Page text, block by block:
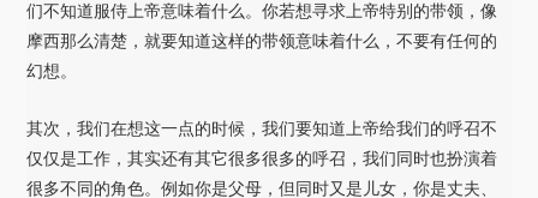
们不知道服侍上帝意味着什么。你若想寻求上帝特别的带领，像
摩西那么清楚，就要知道这样的带领意味着什么，不要有任何的
幻想。
其次，我们在想这一点的时候，我们要知道上帝给我们的呼召不
仅仅是工作，其实还有其它很多很多的呼召，我们同时也扮演着
很多不同的角色。例如你是父母，但同时又是儿女，你是丈夫、